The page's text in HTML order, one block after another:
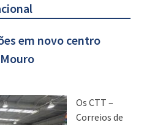
em novo centro
Os CTT –
Correios de